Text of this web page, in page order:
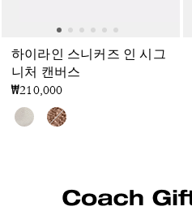
하이라인 스니커즈 인 시그
니처 캔버스
₩210,000